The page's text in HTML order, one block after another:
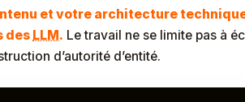
et votre architecture
des LLM. Le travail ne se limite pas à
d’autorité d’entité.